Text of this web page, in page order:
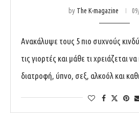
by The K-magazine
Ανακάλυψε τους 5 πιο συχνούς
τις γιορτές και μάθε τι χρειάζεται
διατροφή, ύπνο, σεξ, αλκοόλ και